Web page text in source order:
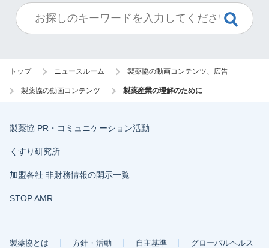
トップ ニュースルーム 製薬協の動画コンテンツ、広告
製薬協の動画コンテンツ 製薬産業の理解のために
製薬協 PR・コミュニケーション活動
くすり研究所
加盟各社 非財務情報の開示一覧
STOP AMR
製薬協とは 方針・活動 自主基準 グローバルヘルス